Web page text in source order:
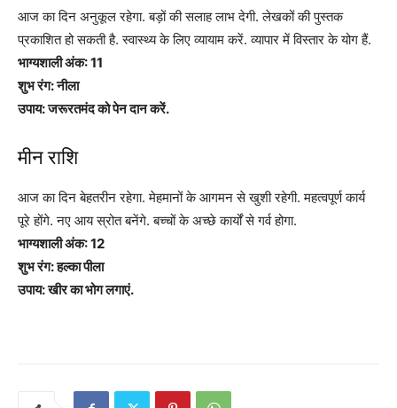
आज का दिन अनुकूल रहेगा. बड़ों की सलाह लाभ देगी. लेखकों की पुस्तक
प्रकाशित हो सकती है. स्वास्थ्य के लिए व्यायाम करें. व्यापार में विस्तार के योग हैं.
भाग्यशाली अंक: 11
शुभ रंग: नीला
उपाय: जरूरतमंद को पेन दान करें.
मीन राशि
आज का दिन बेहतरीन रहेगा. मेहमानों के आगमन से खुशी रहेगी. महत्वपूर्ण कार्य
पूरे होंगे. नए आय स्रोत बनेंगे. बच्चों के अच्छे कार्यों से गर्व होगा.
भाग्यशाली अंक: 12
शुभ रंग: हल्का पीला
उपाय: खीर का भोग लगाएं.